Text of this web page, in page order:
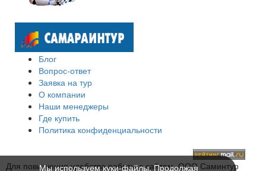
Блог
Вопрос-ответ
Заявка на тур
О компании
Наши менеджеры
Где купить
Политика конфиденциальности
Для повышения удобства работы с сайтом, ООО Саминтур
Мы используем куки-файлы. Продолжая